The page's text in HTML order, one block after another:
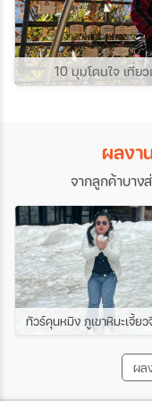
10 มุมโดนใจ เที่ย
ผลงา
จากลูกค้าบาง
ผล